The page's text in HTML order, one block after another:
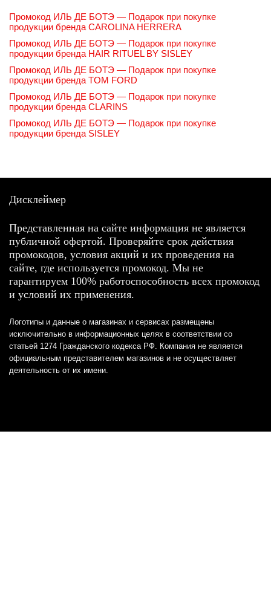
Промокод ИЛЬ ДЕ БОТЭ — Подарок при покупке
продукции бренда CAROLINA HERRERA
Промокод ИЛЬ ДЕ БОТЭ — Подарок при покупке
продукции бренда HAIR RITUEL BY SISLEY
Промокод ИЛЬ ДЕ БОТЭ — Подарок при покупке
продукции бренда TOM FORD
Промокод ИЛЬ ДЕ БОТЭ — Подарок при покупке
продукции бренда CLARINS
Промокод ИЛЬ ДЕ БОТЭ — Подарок при покупке
продукции бренда SISLEY
Дисклеймер
Представленная на сайте информация не является
публичной офертой. Проверяйте срок действия
промокодов, условия акций и их проведения на
сайте, где используется промокод. Мы не
гарантируем 100% работоспособность всех промокод
и условий их применения.
Логотипы и данные о магазинах и сервисах размещены
исключительно в информационных целях в соответствии со
статьей 1274 Гражданского кодекса РФ. Компания не является
официальным представителем магазинов и не осуществляет
деятельность от их имени.